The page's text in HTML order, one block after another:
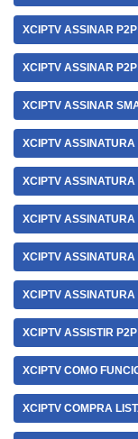
XCIPTV ASSINAR
XCIPTV ASSINAR
XCIPTV ASSINAR
XCIPTV ASSINATURA
XCIPTV
XCIPTV
XCIPTV
XCIPTV ASSINATURA
XCIPTV ASSISTIR P2P
XCIPTV COMO
XCIPTV COMPRA